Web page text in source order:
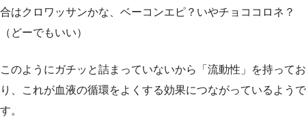
合はクロワッサンかな、ベーコンエピ？いやチョココロネ？
（どーでもいい）
このようにガチッと詰まっていないから「流動性」を持ってお
り、これが血液の循環をよくする効果につながっているようで
す。